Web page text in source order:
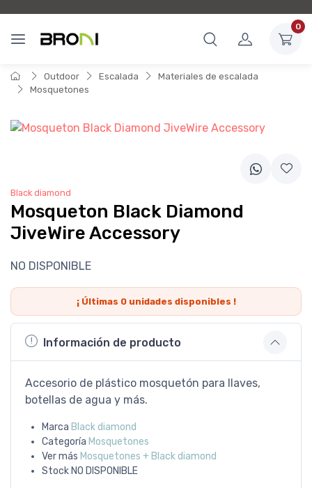
0
Outdoor Escalada
Materiales de escalada
Mosquetones
Black diamond
Mosqueton Black Diamond
JiveWire Accessory
NO DISPONIBLE
¡ Últimas 0unidades disponibles !
Información de producto
Accesorio de plástico mosquetón para llaves,
botellas de agua y más.
Marca Black diamond
Categoría Mosquetones
Ver más Mosquetones + Black diamond
Stock NO DISPONIBLE